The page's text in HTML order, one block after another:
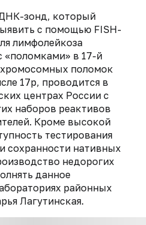
ДНК-зонд, который
с помощью FISH-
лимфолейкоза
«поломками» в 17-й
поломок
17р, проводится в
центрах России с
наборов реактивов
Кроме высокой
тестирования
сохранности нативных
недорогих
данное
районных
Лагутинская.